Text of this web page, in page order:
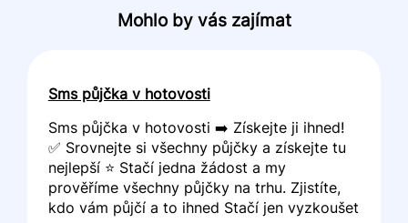
Mohlo by vás zajímat
Sms půjčka v hotovosti
Sms půjčka v hotovosti ➡️ Získejte ji ihned!
✅ Srovnejte si všechny půjčky a získejte tu
nejlepší ⭐ Stačí jedna žádost a my
prověříme všechny půjčky na trhu. Zjistíte,
kdo vám půjčí a to ihned Stačí jen vyzkoušet